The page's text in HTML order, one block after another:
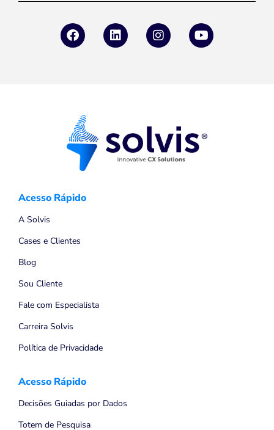
Acesso Rápido
A Solvis
Cases e Clientes
Blog
Sou Cliente
Fale com Especialista
Carreira Solvis
Política de Privacidade
Acesso Rápido
Decisões Guiadas por Dados
Totem de Pesquisa